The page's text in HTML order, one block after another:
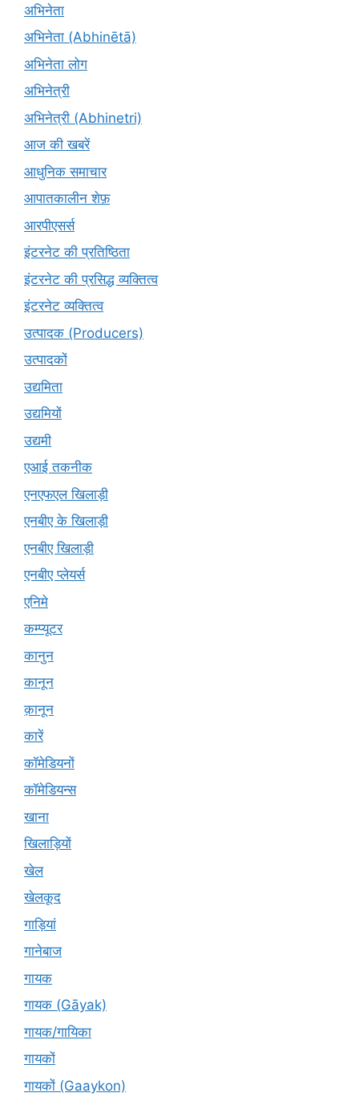
अभिनेता
अभिनेता (Abhinētā)
अभिनेता लोग
अभिनेत्री
अभिनेत्री (Abhinetri)
आज की खबरें
आधुनिक समाचार
आपातकालीन शेफ़
आरपीएसर्स
इंटरनेट की प्रतिष्ठिता
इंटरनेट की प्रसिद्ध व्यक्तित्व
इंटरनेट व्यक्तित्व
उत्पादक (Producers)
उत्पादकों
उद्यमिता
उद्यमियों
उद्यमी
एआई तकनीक
एनएफएल खिलाड़ी
एनबीए के खिलाड़ी
एनबीए खिलाड़ी
एनबीए प्लेयर्स
एनिमे
कम्प्यूटर
कानुन
कानून
क़ानून
कारें
कॉमेडियनों
कॉमेडियन्स
खाना
खिलाड़ियों
खेल
खेलकूद
गाड़ियां
गानेबाज
गायक
गायक (Gāyak)
गायक/गायिका
गायकों
गायकों (Gaaykon)